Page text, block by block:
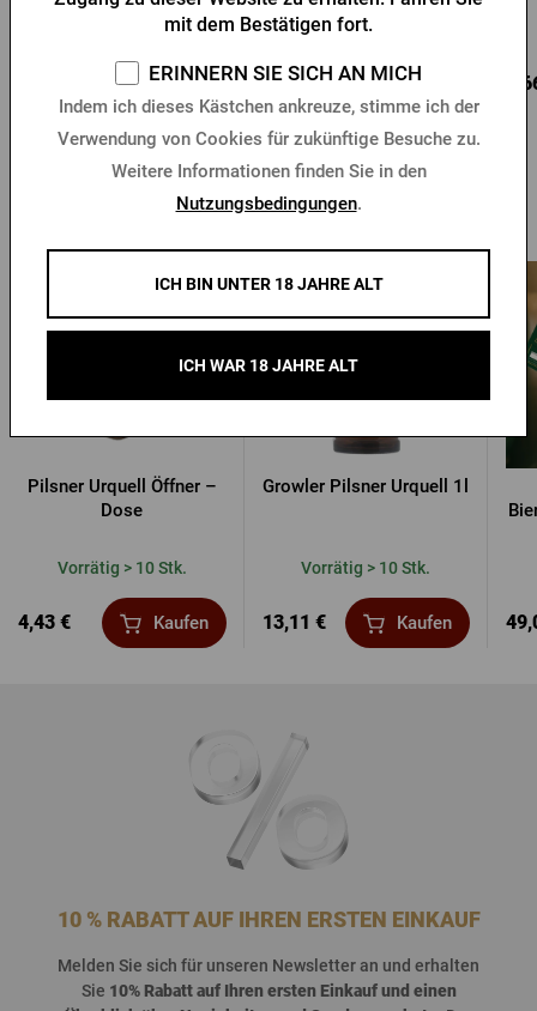
Vorrätig > 10 Stk.
Kaufen
Vorrätig > 10 Stk.
11,89 € Kaufen
Andere Produkte von Pilsner Urquell
Pilsner Urquell Öffner –
Dose
Vorrätig > 10 Stk.
4,43 € Kaufen
Growler Pilsner Urquell 1l
Vorrätig > 10 Stk.
13,11 € Kaufen
10 % RABATT AUF IHREN ERSTEN EINKAUF
Melden Sie sich für unseren Newsletter an und erhalten
Sie 10% Rabattauf Ihren ersten Einkaufund einen
mit dem Bestätigen fort.
ERINNERN SIE SICH AN MICH
Indem ich dieses Kästchen ankreuze, stimme ich der
Verwendung von Cookies für zukünftige Besuche zu.
Weitere Informationen finden Sie in den
Nutzungsbedingungen.
ICH BIN UNTER 18 JAHRE ALT
ICH WAR 18 JAHRE ALT